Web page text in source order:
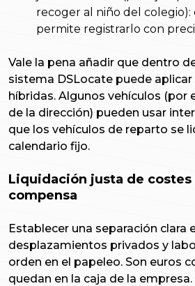
recoger al niño del
permite registrarlo con
Vale la pena añadir que dentro
sistema DSLocate puede
híbridas. Algunos vehículos (por
de la dirección) pueden usar
que los vehículos de reparto se
calendario fijo.
Liquidación justa de costes
compensa
Establecer una separación clara
desplazamientos privados y
orden en el papeleo. Son euros
quedan en la caja de la empresa.